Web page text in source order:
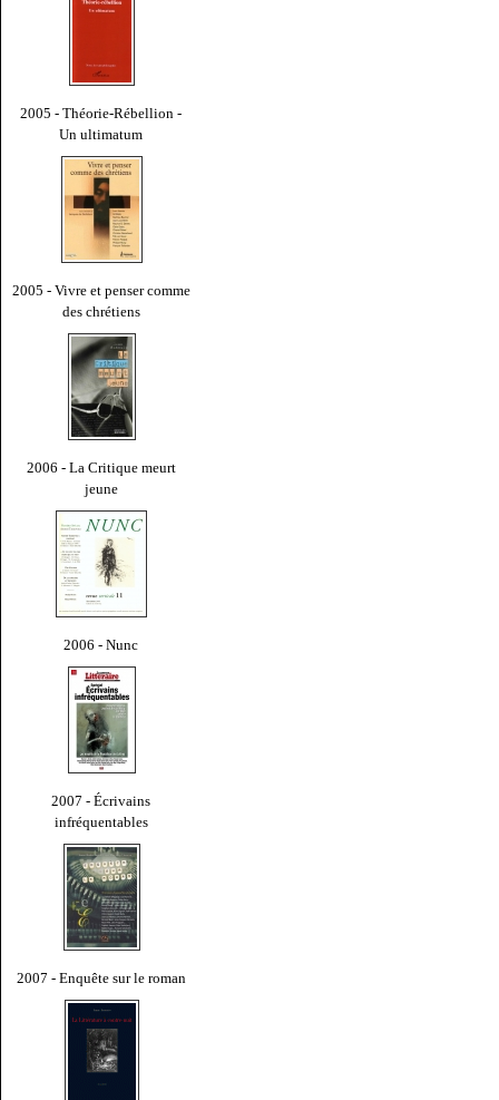
2005 - Théorie-Rébellion -
Un ultimatum
2005 - Vivre et penser comme
des chrétiens
2006 - La Critique meurt
jeune
2006 - Nunc
2007 - Écrivains
infréquentables
2007 - Enquête sur le roman